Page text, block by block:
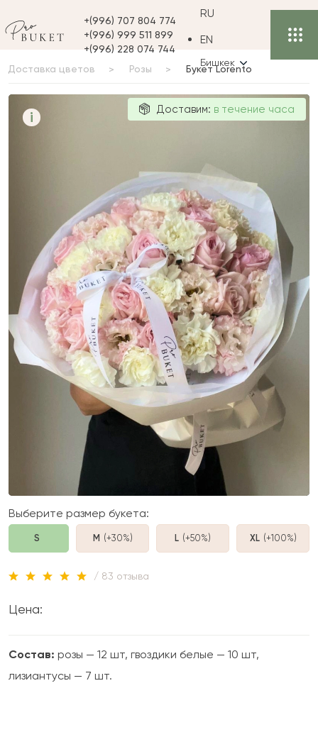
+(996) 707 804 774
+(996) 999 511 899
+(996) 228 074 744
RU
EN
Бишкек
Доставка цветов Розы Букет Lorento
i
Букет Lorento Доставим: в течение часа
Выберите размер букета:
S M (+30%) L (+50%) XL (+100%)
/ 83 отзыва
Цена:
Состав: розы — 12 шт, гвоздики белые — 10 шт,
лизиантусы — 7 шт.